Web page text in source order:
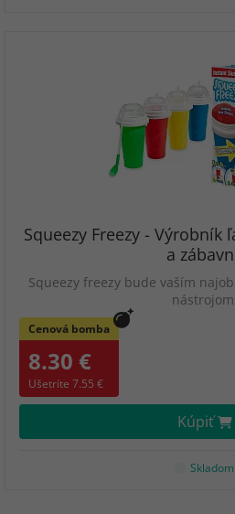
Squeezy Freezy - Výrobník
a
Squeezy freezy bude vaším
nástrojom.
Cenová bomba
8.30 €
Ušetríte 7.55 €
Kúpiť
Skladom